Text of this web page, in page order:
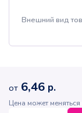
Внешний вид
от 6,46 р.
Цена может меняться